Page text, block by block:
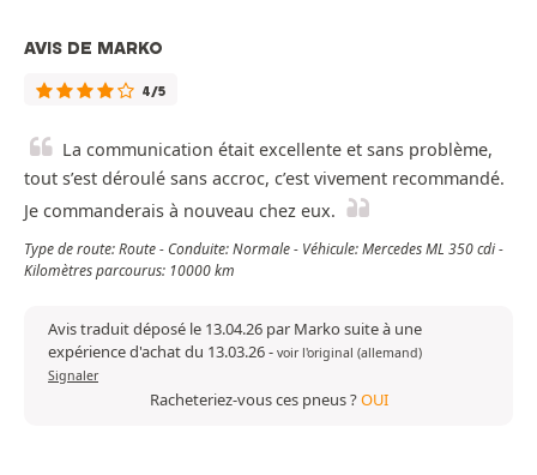
AVIS DE MARKO
4/5
La communication était excellente et sans problème,
tout s’est déroulé sans accroc, c’est vivement recommandé.
Je commanderais à nouveau chez eux.
Type de route: Route - Conduite: Normale - Véhicule: Mercedes ML 350 cdi -
Kilomètres parcourus: 10000 km
Avis traduit déposé le 13.04.26 par Marko suite à une
expérience d'achat du 13.03.26- voir l'original (allemand)
Signaler
Racheteriez-vous ces pneus ?OUI